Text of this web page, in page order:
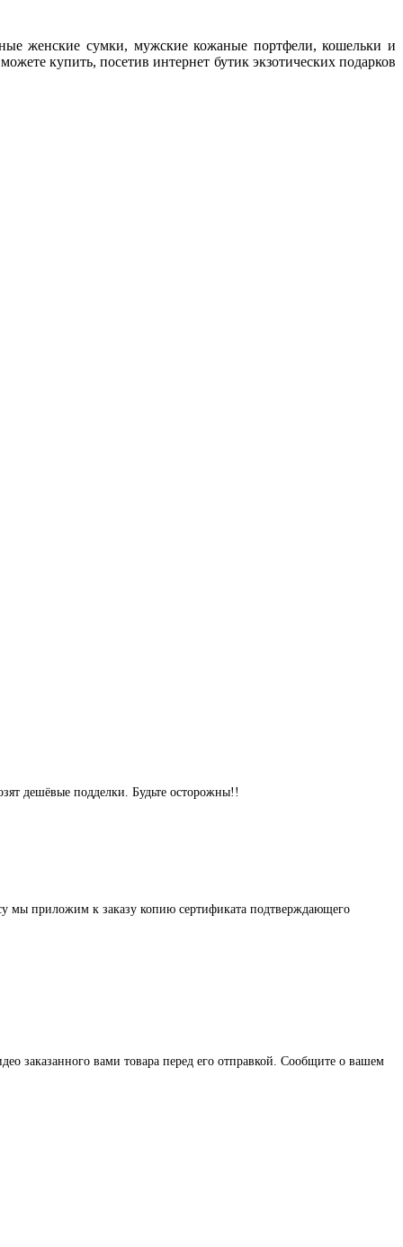
женские сумки, мужские кожаные портфели, кошельки и
купить, посетив интернет бутик экзотических подарков
дешёвые подделки. Будьте осторожны!!
мы приложим к заказу копию сертификата подтверждающего
заказанного вами товара перед его отправкой. Сообщите о вашем